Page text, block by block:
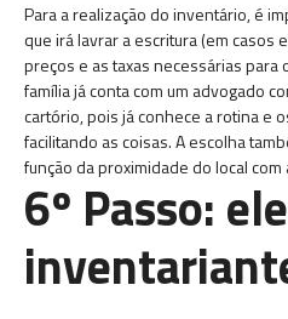
Para a realização do inventário, é
que irá lavrar a escritura (em casos
preços e as taxas necessárias
família já conta com um advogado
cartório, pois já conhece a rotina e
facilitando as coisas. A escolha
função da proximidade do local
6º Passo: